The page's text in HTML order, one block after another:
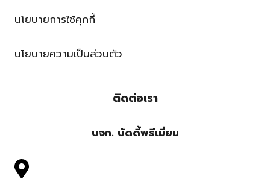
นโยบายการใช้คุกกี้
นโยบายความเป็นส่วนตัว
ติดต่อเรา
บจก. บัดดี้พรีเมี่ยม